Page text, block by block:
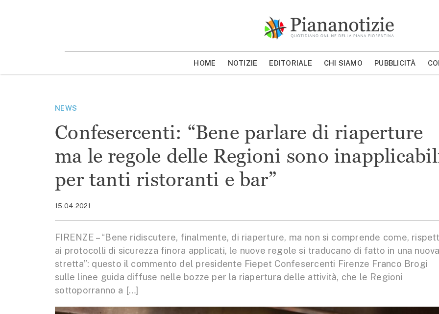
MOSTRA/NASCONDI CERCA
HOME NOTIZIE EDITORIALE CHI SIAMO PUBBLICITÀ
NEWS
Confesercenti: “Bene parlare di riaperture
ma le regole delle Regioni sono
per tanti ristoranti e bar”
15.04.2021
FIRENZE – “Bene ridiscutere, finalmente, di riaperture, ma non si comprende come,
ai protocolli di sicurezza finora applicati, le nuove regole si traducano di fatto in una
stretta”: questo il commento del presidente Fiepet Confesercenti Firenze Franco Brogi
sulle linee guida diffuse nelle bozze per la riapertura delle attività, che le Regioni
sottoporranno a […]